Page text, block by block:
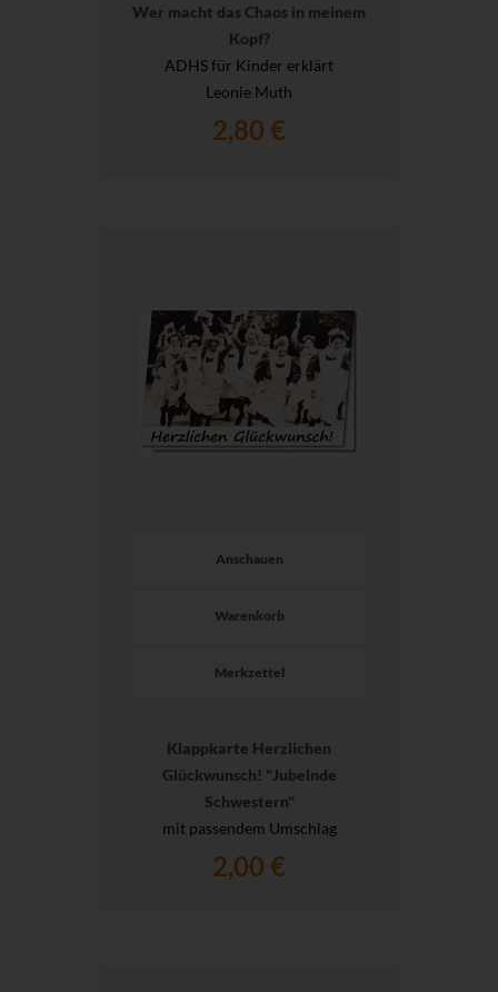
Wer macht das Chaos in meinem
Kopf?
ADHS für Kinder erklärt
Leonie Muth
2,80 €
Anschauen
Warenkorb
Merkzettel
Klappkarte Herzlichen
Glückwunsch! "Jubelnde
Schwestern"
mit passendem Umschlag
2,00 €